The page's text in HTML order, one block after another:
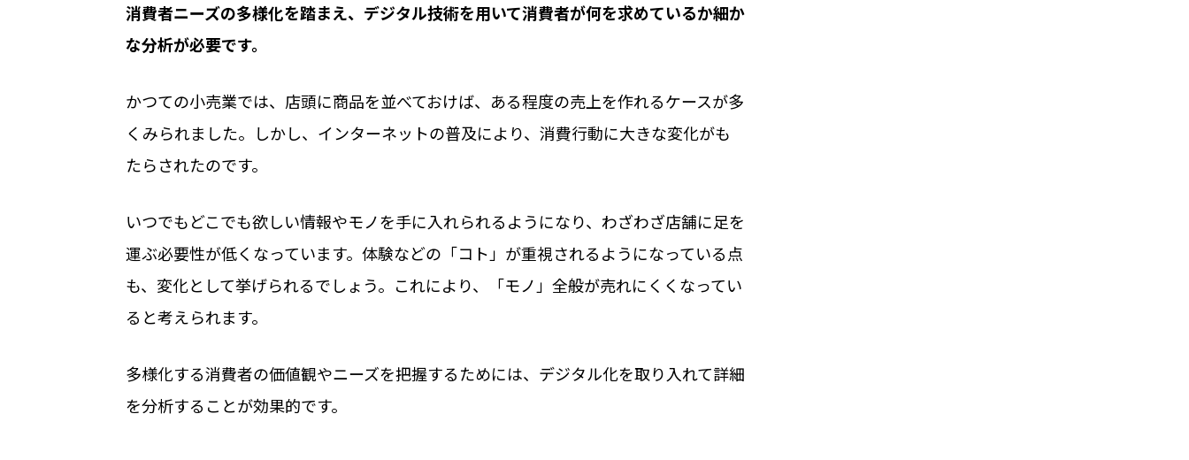
消費者ニーズの多様化を踏まえ、デジタル技術を用いて消費者が何を求めているか細か
な分析が必要です。
かつての小売業では、店頭に商品を並べておけば、ある程度の売上を作れるケースが多
くみられました。しかし、インターネットの普及により、消費行動に大きな変化がも
たらされたのです。
いつでもどこでも欲しい情報やモノを手に入れられるようになり、わざわざ店舗に足を
運ぶ必要性が低くなっています。体験などの「コト」が重視されるようになっている点
も、変化として挙げられるでしょう。これにより、「モノ」全般が売れにくくなってい
ると考えられます。
多様化する消費者の価値観やニーズを把握するためには、デジタル化を取り入れて詳細
を分析することが効果的です。